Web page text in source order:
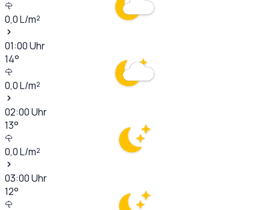
0,0L/m²
01:00Uhr
14°
0,0L/m²
02:00Uhr
13°
0,0L/m²
03:00Uhr
12°